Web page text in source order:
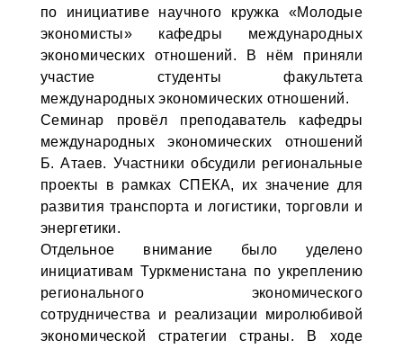
по инициативе научного кружка «Молодые
экономисты» кафедры международных
экономических отношений. В нём приняли
участие студенты факультета
международных экономических отношений.
Семинар провёл преподаватель кафедры
международных экономических отношений
Б. Атаев. Участники обсудили региональные
проекты в рамках СПЕКА, их значение для
развития транспорта и логистики, торговли и
энергетики.
Отдельное внимание было уделено
инициативам Туркменистана по укреплению
регионального экономического
сотрудничества и реализации миролюбивой
экономической стратегии страны. В ходе